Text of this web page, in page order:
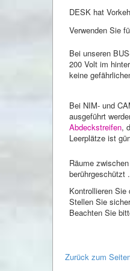
DESK hat
Verwenden Sie
Bei unseren
200 Volt im
keine
Bei NIM- und
ausgeführt
Abdeckstreifen,
Leerplätze ist
Räume
berührgeschützt
Kontrollieren Sie
Stellen Sie
Beachten Sie
Zurück zum